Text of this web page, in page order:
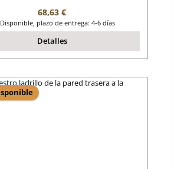
Precio normal:
68,63 €
Disponible, plazo de entrega: 4-6 días
Detalles